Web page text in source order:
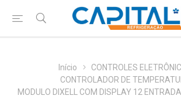
Início
CONTROLES
CONTROLADOR DE
MODULO DIXELL COM DISPLAY 12